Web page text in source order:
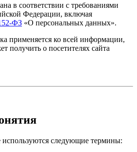
в соответствии с требованиями
Федерации, включая
ФЗ «О персональных данных».
применяется ко всей информации,
получить о посетителях сайта
следующие термины: